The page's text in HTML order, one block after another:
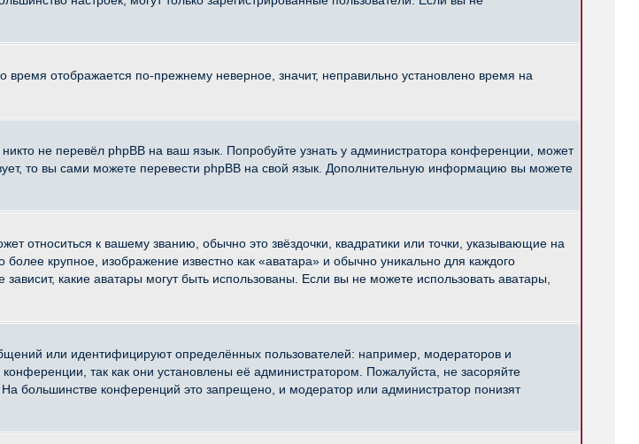
отображается по-прежнему неверное, значит, неправильно установлено время на
не перевёл phpBB на ваш язык. Попробуйте узнать у администратора конференции, может
то вы сами можете перевести phpBB на свой язык. Дополнительную информацию вы можете
относиться к вашему званию, обычно это звёздочки, квадратики или точки, указывающие на
крупное, изображение известно как «аватара» и обычно уникально для каждого
какие аватары могут быть использованы. Если вы не можете использовать аватары,
или идентифицируют определённых пользователей: например, модераторов и
так как они установлены её администратором. Пожалуйста, не засоряйте
большинстве конференций это запрещено, и модератор или администратор понизят